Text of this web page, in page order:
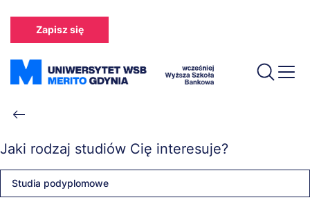
treści
Zapisz się
Ścieżka
nawigacyjna
Jaki rodzaj studiów Cię interesuje?
Studia podyplomowe